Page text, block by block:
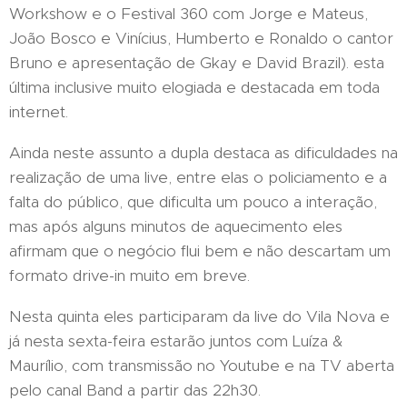
Workshow e o Festival 360 com Jorge e Mateus,
João Bosco e Vinícius, Humberto e Ronaldo o cantor
Bruno e apresentação de Gkay e David Brazil). esta
última inclusive muito elogiada e destacada em toda
internet.
Ainda neste assunto a dupla destaca as dificuldades na
realização de uma live, entre elas o policiamento e a
falta do público, que dificulta um pouco a interação,
mas após alguns minutos de aquecimento eles
afirmam que o negócio flui bem e não descartam um
formato drive-in muito em breve.
Nesta quinta eles participaram da live do Vila Nova e
já nesta sexta-feira estarão juntos com Luíza &
Maurílio, com transmissão no Youtube e na TV aberta
pelo canal Band a partir das 22h30.